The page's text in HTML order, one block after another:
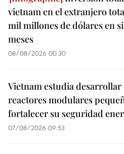
vietnam en el extranjero
mil millones de dólares en
meses
08/08/2026 00:30
Vietnam estudia desarrollar
reactores modulares
fortalecer su seguridad
07/08/2026 09:53